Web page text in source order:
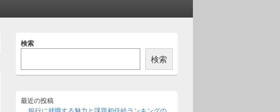
イ
イ
ー
検索
検索
最近の投稿
銀行に就職する魅力と課題初任給ランキングの